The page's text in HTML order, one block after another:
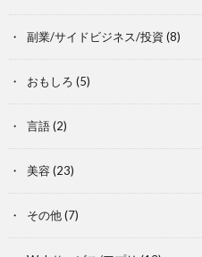
副業/サイドビジネス/投資 (8)
おもしろ (5)
言語(2)
美容 (23)
その他(7)